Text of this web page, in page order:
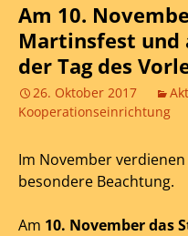
Am 10.
Martinsfest und
der Tag des
26. Oktober 2017
Kooperationseinrichtung
Im November
besondere Beachtung.
Am 10. November das